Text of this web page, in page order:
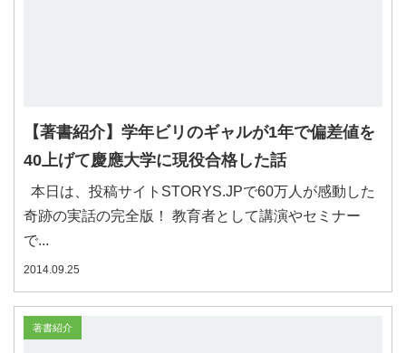
【著書紹介】学年ビリのギャルが1年で偏差値を
40上げて慶應大学に現役合格した話
本日は、投稿サイトSTORYS.JPで60万人が感動した
奇跡の実話の完全版！ 教育者として講演やセミナー
で...
2014.09.25
著書紹介